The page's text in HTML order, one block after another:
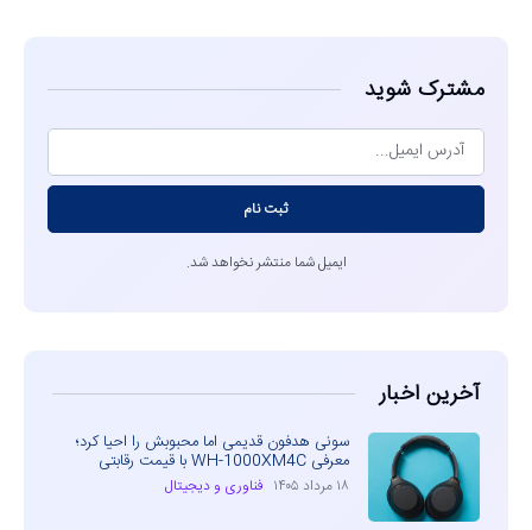
مشترک شوید
ثبت نام
ایمیل شما منتشر نخواهد شد.
آخرین اخبار
سونی هدفون قدیمی اما محبوبش را احیا کرد؛
معرفی WH-1000XM4C با قیمت رقابتی
۱۸ مرداد ۱۴۰۵ فناوری و دیجیتال